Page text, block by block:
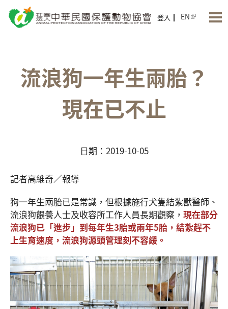
登入 EN
流浪狗一年生兩胎？
現在已不止
日期：2019-10-05
記者高維奇／報導
狗一年生兩胎已是常識，但根據施行犬隻結紮獸醫師、
流浪狗餵養人士及收容所工作人員長期觀察， 現在部分
流浪狗已「進步」到每年生3胎或兩年5胎，結紮趕不
上生育速度，流浪狗源頭管理刻不容緩。